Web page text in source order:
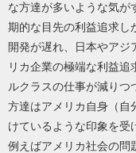
な方達が多いような気が
期的な目先の利益追求し
開発が遅れ、日本やアジ
リカ企業の極端な利益
ルクラスの仕事が減りつ
方達はアメリカ自身（自
けているような印象を受
例えばアメリカ社会の問